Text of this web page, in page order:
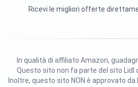
Ricevi le migliori offerte
Questo sito non fa parte del sito Lidl
Inoltre, questo sito NON è approvato da
In qualità di affiliato Amazon,